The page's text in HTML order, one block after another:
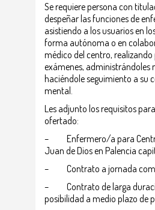
Se requiere persona con
despeñar las funciones de
asistiendo a los usuarios en
forma autónoma o en
médico del centro, realizando
exámenes, administrándoles
haciéndole seguimiento a su
mental.
Les adjunto los requisitos
ofertado:
– Enfermero/a para
Juan de Dios en Palencia
– Contrato a jornada
– Contrato de larga
posibilidad a medio plazo de